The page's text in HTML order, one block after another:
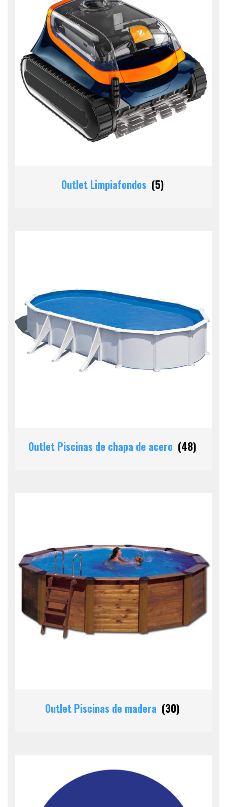
Outlet Limpiafondos (5)
Outlet Piscinas de chapa de acero (48)
Outlet Piscinas de madera (30)